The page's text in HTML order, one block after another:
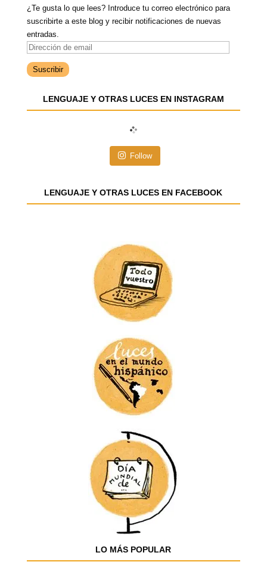
¿Te gusta lo que lees? Introduce tu correo electrónico para
suscribirte a este blog y recibir notificaciones de nuevas
entradas.
D
r
c
m
LENGUAJE Y OTRAS LUCES EN INSTAGRAM
Follow
LENGUAJE Y OTRAS LUCES EN FACEBOOK
LO MÁS POPULAR